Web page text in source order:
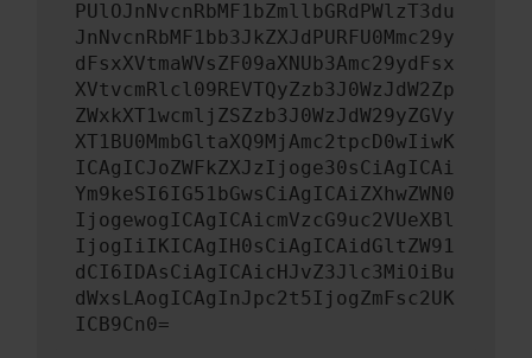
PUlOJnNvcnRbMF1bZmllbGRdPWlzT3du
JnNvcnRbMF1bb3JkZXJdPURFU0Mmc29y
dFsxXVtmaWVsZF09aXNUb3Amc29ydFsx
XVtvcmRlcl09REVTQyZzb3J0WzJdW2Zp
ZWxkXT1wcmljZSZzb3J0WzJdW29yZGVy
XT1BU0MmbGltaXQ9MjAmc2tpcD0wIiwK
ICAgICJoZWFkZXJzIjoge30sCiAgICAi
Ym9keSI6IG51bGwsCiAgICAiZXhwZWN0
IjogewogICAgICAicmVzcG9uc2VUeXBl
IjogIiIKICAgIH0sCiAgICAidGltZW91
dCI6IDAsCiAgICAicHJvZ3Jlc3MiOiBu
dWxsLAogICAgInJpc2t5IjogZmFsc2UK
ICB9Cn0=